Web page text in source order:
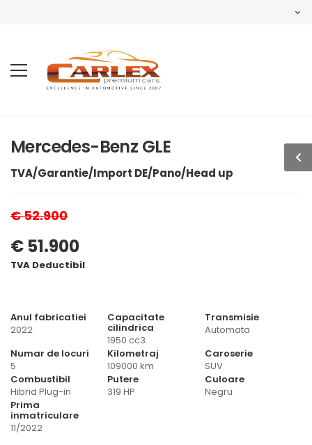
Mercedes-Benz GLE
TVA/Garantie/Import DE/Pano/Head up
€ 52.900
€ 51.900
TVA Deductibil
Anul fabricatiei
2022
Capacitate
cilindrica
1950 cc3
Transmisie
Automata
Numar de locuri
5
Kilometraj
109000 km
Caroserie
SUV
Combustibil
Hibrid Plug-in
Putere
319 HP
Culoare
Negru
Prima
inmatriculare
11/2022